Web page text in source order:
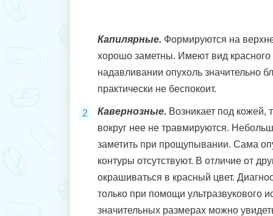
Капилярные. Формируются на
хорошо заметны. Имеют вид красного
надавливании опухоль значительно
практически не беспокоит.
Кавернозные. Возникает под кожей,
вокруг нее не травмируются.
заметить при прощупывании. Сама
контуры отсутствуют. В отличие от
окрашиваться в красный цвет.
только при помощи ультразвукового
значительных размерах можно